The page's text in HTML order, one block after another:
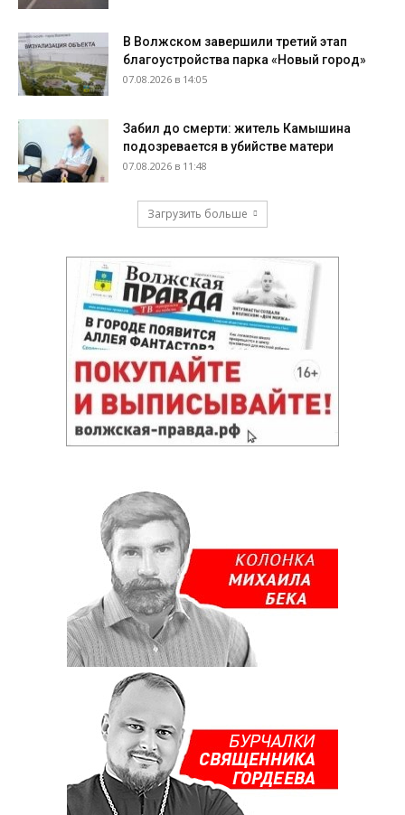
В Волжском завершили третий этап
благоустройства парка «Новый город»
07.08.2026 в 14:05
Забил до смерти: житель Камышина
подозревается в убийстве матери
07.08.2026 в 11:48
Загрузить больше